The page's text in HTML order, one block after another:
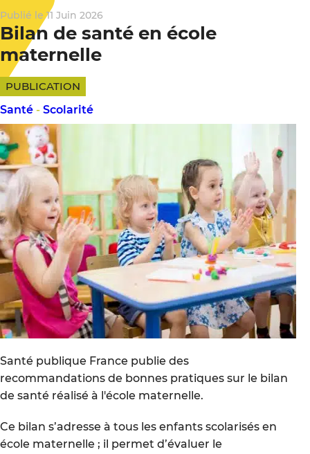
Publié le 11 Juin 2026
Bilan de santé en école
maternelle
PUBLICATION
Santé - Scolarité
Santé publique France publie des
recommandations de bonnes pratiques sur le bilan
de santé réalisé à l'école maternelle.
Ce bilan s’adresse à tous les enfants scolarisés en
école maternelle ; il permet d’évaluer le